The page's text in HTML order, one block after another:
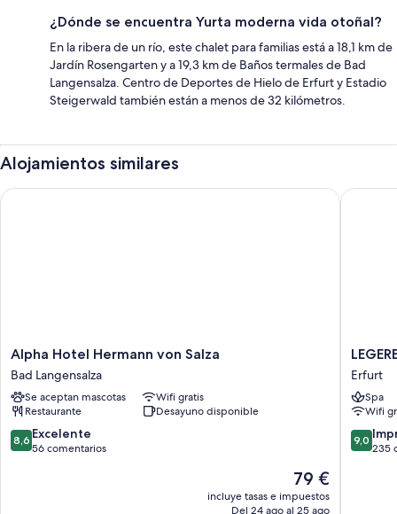
¿Dónde se encuentra Yurta moderna vida otoñal?
En la ribera de un río, este chalet para familias está a 18,1 km de
Jardín Rosengarten y a 19,3 km de Baños termales de Bad
Langensalza. Centro de Deportes de Hielo de Erfurt y Estadio
Steigerwald también están a menos de 32 kilómetros.
Alojamientos similares
Alpha
Hotel
Hermann
von
Salza
Bad
Langensalza
Alpha Hotel Hermann von Salza
Bad Langensalza
Se aceptan mascotas
Wifi gratis
Restaurante
Desayuno disponible
8.6
sobre
8,6 Excelente
56 comentarios
El
precio
actual
79 €
incluye tasas e impuestos
Del 24 ago al 25 ago
Alpha Hotel Hermann von Salza
LEGERE
HOTEL
Erfurt
Erfurt
Erfurt
Spa
Wifi
9.0
sobre
9,0
235